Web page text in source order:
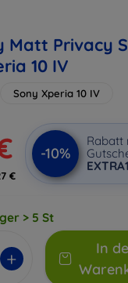
Matt Privacy
10 IV
Sony Xperia 10 IV
€
-10%
Rabatt
> 5 St
+
In